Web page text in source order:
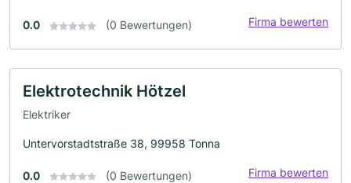
0.0 (0 Bewertungen) Firma bewerten
Elektrotechnik Hötzel
Elektriker
Untervorstadtstraße 38, 99958 Tonna
0.0 (0 Bewertungen) Firma bewerten